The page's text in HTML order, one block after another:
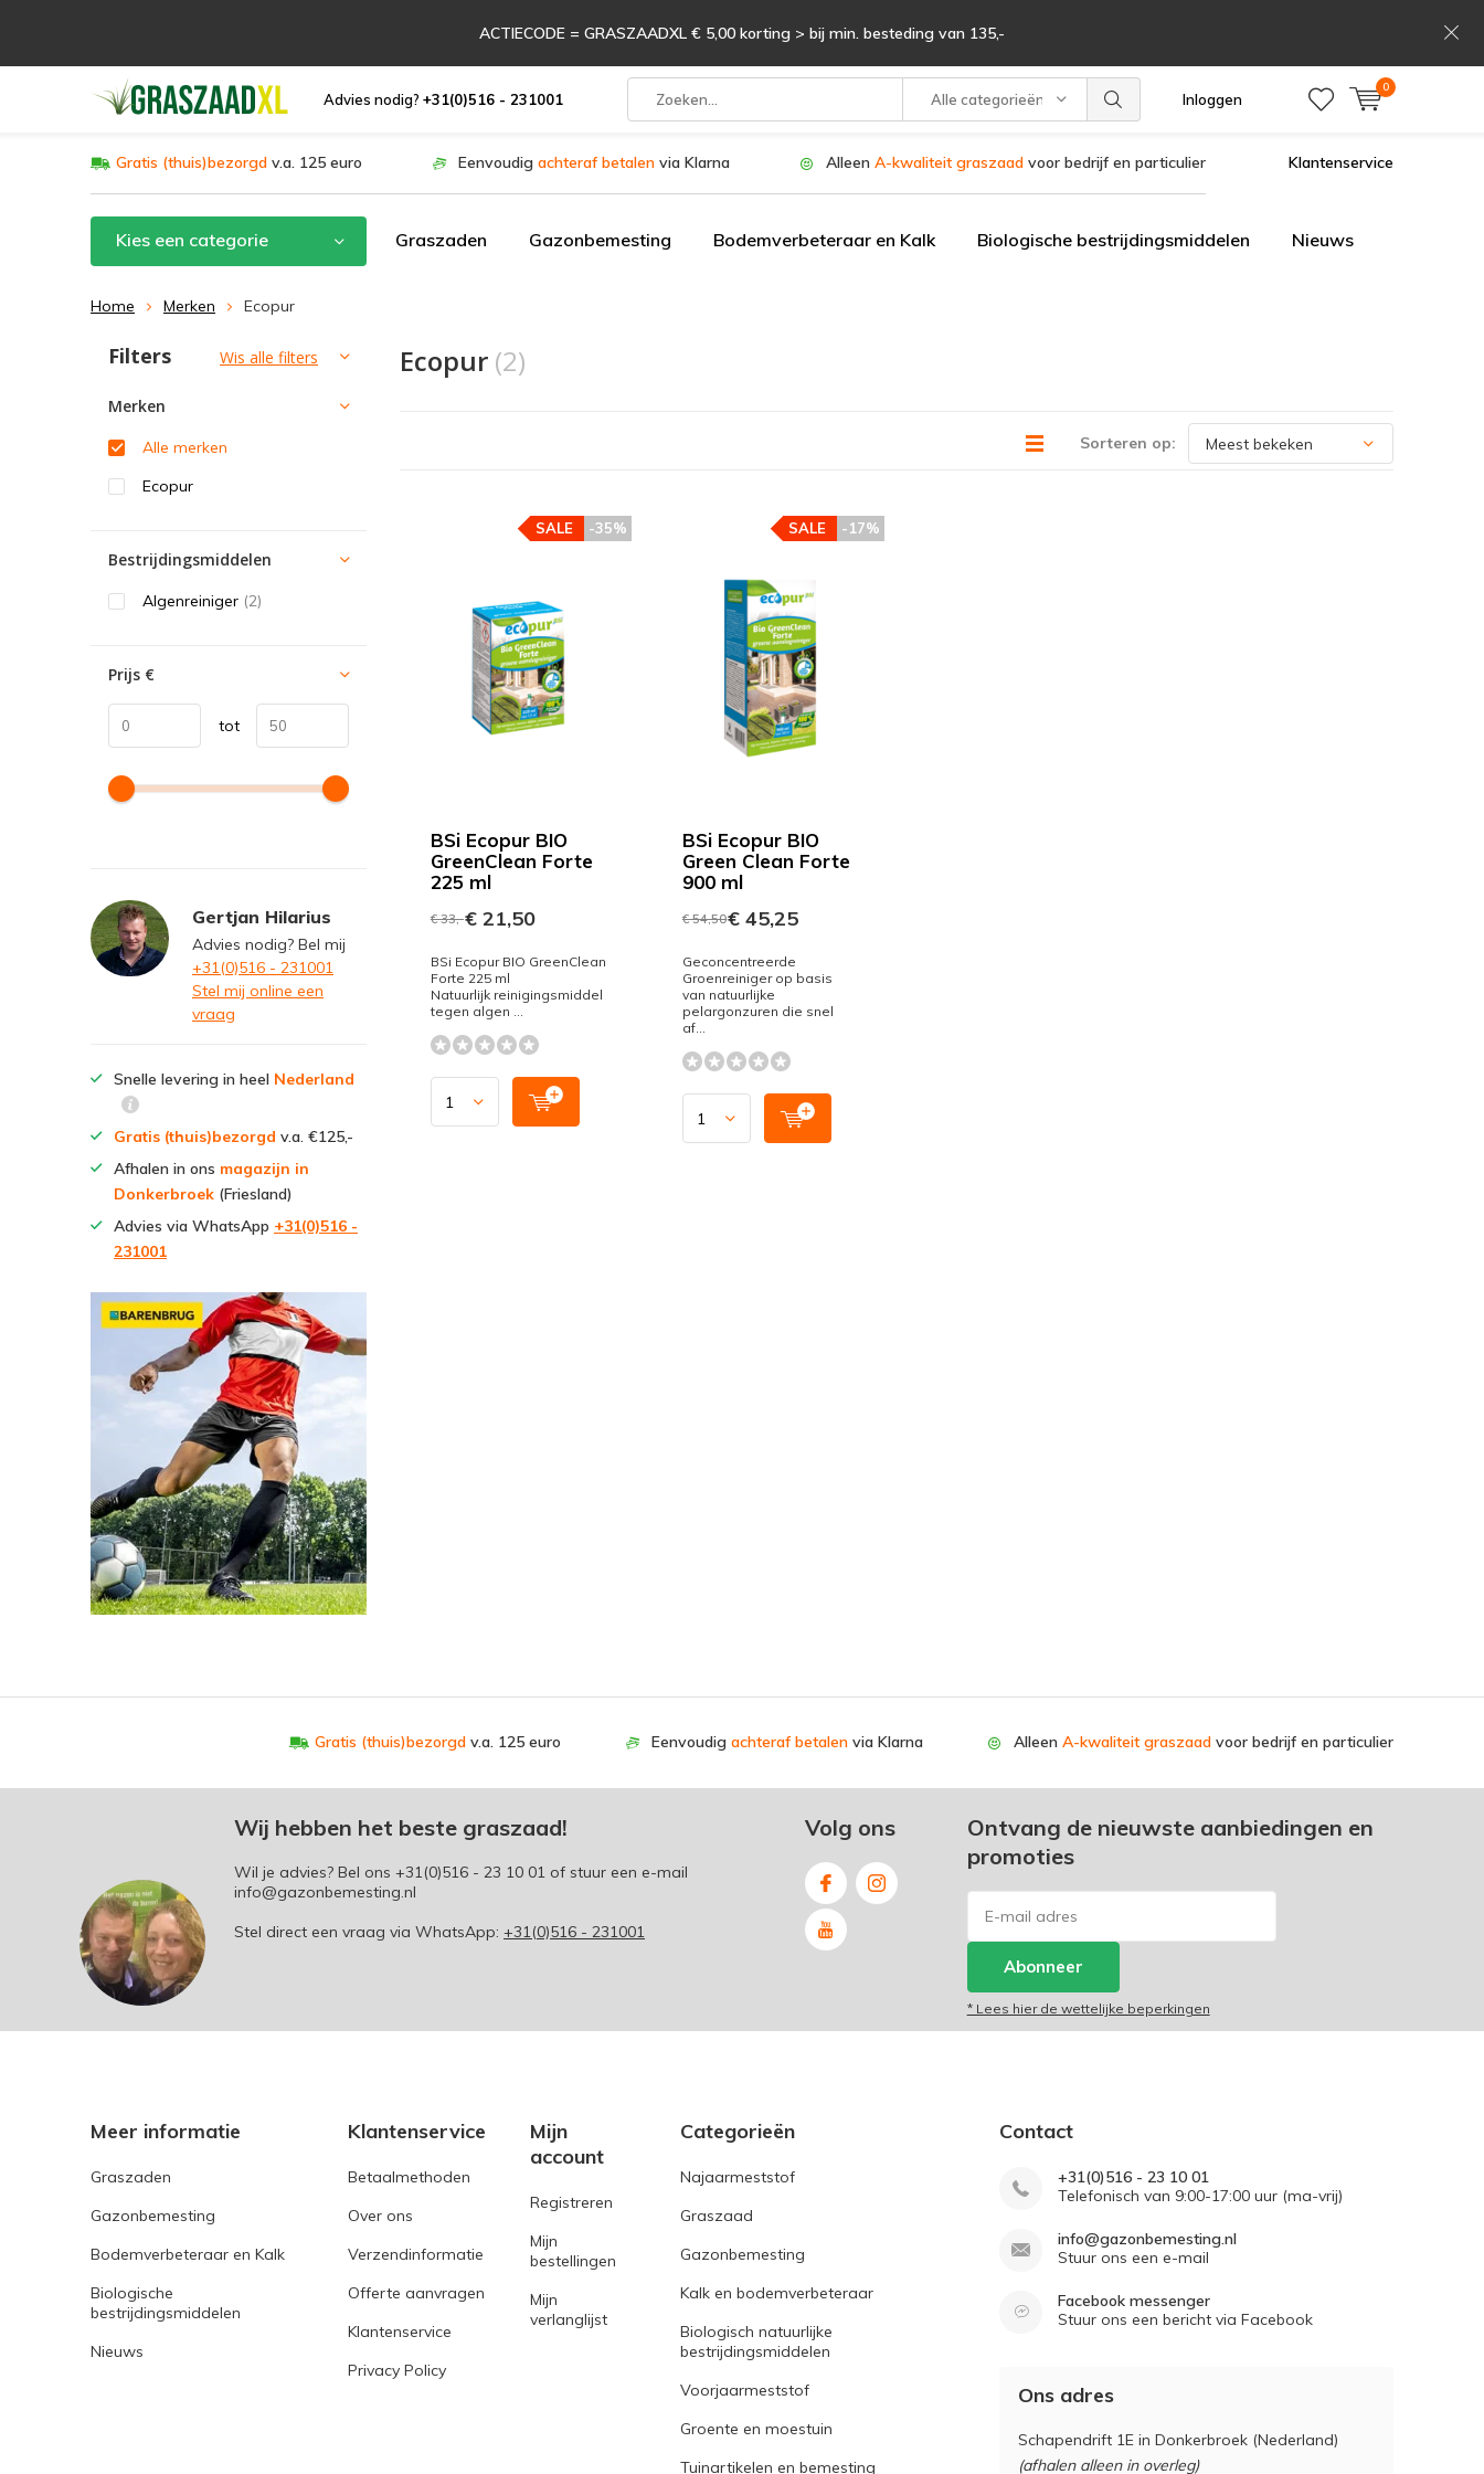
Advies nodig? +31(0)516 - 231001 Alle categorieën Inloggen
0
ACTIECODE = GRASZAADXL € 5,00 korting > bij min. besteding van 135,-
Gratis (thuis)bezorgd v.a. 125 euro Eenvoudig achteraf betalen via Klarna Alleen A-kwaliteit graszaad voor bedrijf en particulier Klantenservice
Kies een categorie Graszaden Gazonbemesting Bodemverbeteraar en Kalk Biologische bestrijdingsmiddelen Nieuws
Home Merken Ecopur
Ecopur (2)
Sorteren op:
BSi Ecopur BIO
GreenClean Forte
225 ml
-35%
SALE
€ 33,-€ 21,50
BSi Ecopur BIO GreenClean
Forte 225 ml
Natuurlijk reinigingsmiddel
tegen algen ...
BSi Ecopur BIO
Green Clean Forte
900 ml
-17%
SALE
€ 54,50€ 45,25
Geconcentreerde
Groenreiniger op basis
van natuurlijke
pelargonzuren die snel
af...
Sorteren op:
Filters Wis alle filters
Merken
Alle merken
Ecopur
Bestrijdingsmiddelen
Algenreiniger (2)
Prijs €
tot
Gertjan Hilarius
Advies nodig? Bel mij
+31(0)516 - 231001
Stel mij online een
vraag
Snelle levering in heel Nederland
Gratis (thuis)bezorgd v.a. €125,-
Afhalen in ons magazijn in
Donkerbroek (Friesland)
Advies via WhatsApp +31(0)516 -
231001
Gratis (thuis)bezorgd v.a. 125 euro Eenvoudig achteraf betalen via Klarna Alleen A-kwaliteit graszaad voor bedrijf en particulier
Wij hebben het beste graszaad!
Wil je advies? Bel ons +31(0)516 - 23 10 01 of stuur een e-mail
info@gazonbemesting.nl
Stel direct een vraag via WhatsApp: +31(0)516 - 231001
Volg ons
Ontvang de nieuwste aanbiedingen en
promoties
Abonneer
* Lees hier de wettelijke beperkingen
Meer informatie
Graszaden
Gazonbemesting
Bodemverbeteraar en Kalk
Biologische
bestrijdingsmiddelen
Nieuws
Klantenservice
Betaalmethoden
Over ons
Verzendinformatie
Offerte aanvragen
Klantenservice
Privacy Policy
Mijn
account
Registreren
Mijn
bestellingen
Mijn
verlanglijst
Categorieën
Najaarmeststof
Graszaad
Gazonbemesting
Kalk en bodemverbeteraar
Biologisch natuurlijke
bestrijdingsmiddelen
Voorjaarmeststof
Groente en moestuin
Tuinartikelen en bemesting
Contact
+31(0)516 - 23 10 01
Telefonisch van 9:00-17:00 uur (ma-vrij)
info@gazonbemesting.nl
Stuur ons een e-mail
Facebook messenger
Stuur ons een bericht via Facebook
Ons adres
Schapendrift 1E in Donkerbroek (Nederland)
(afhalen alleen in overleg)